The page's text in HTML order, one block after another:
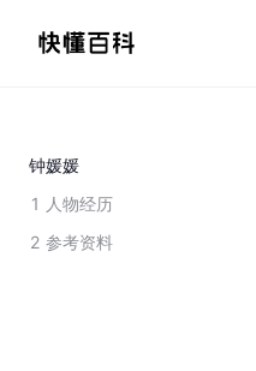
钟媛媛
1 人物经历
2 参考资料